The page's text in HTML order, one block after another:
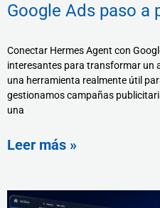
Google Ads paso a
Conectar Hermes Agent con
interesantes para transformar un
una herramienta realmente útil
gestionamos campañas
una
Leer más »